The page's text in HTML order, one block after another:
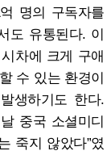
명의 구독자를
도 유통된다. 이
차에 크게 구애
수 있는 환경이
생하기도 한다.
중국 소셜미디
죽지 않았다”였